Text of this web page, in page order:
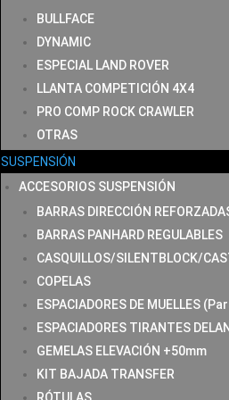
BULLFACE
DYNAMIC
ESPECIAL LAND ROVER
LLANTA COMPETICIÓN 4X4
PRO COMP ROCK CRAWLER
OTRAS
SUSPENSIÓN
ACCESORIOS SUSPENSIÓN
BARRAS DIRECCIÓN
BARRAS PANHARD REGULABLES
CASQUILLOS/SILENTBLOCK/
COPELAS
ESPACIADORES DE MUELLES
ESPACIADORES TIRANTES
GEMELAS ELEVACIÓN +50mm
KIT BAJADA TRANSFER